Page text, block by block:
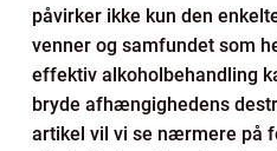
påvirker ikke kun den
venner og samfundet som
effektiv alkoholbehandling
bryde afhængighedens
artikel vil vi se nærmere på